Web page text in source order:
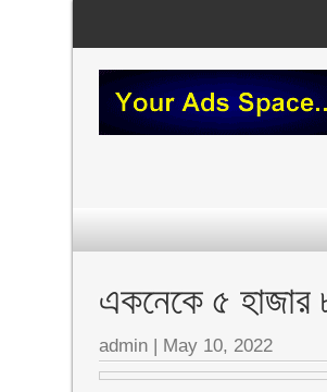
একনেকে ৫ হাজার
admin | May 10, 2022